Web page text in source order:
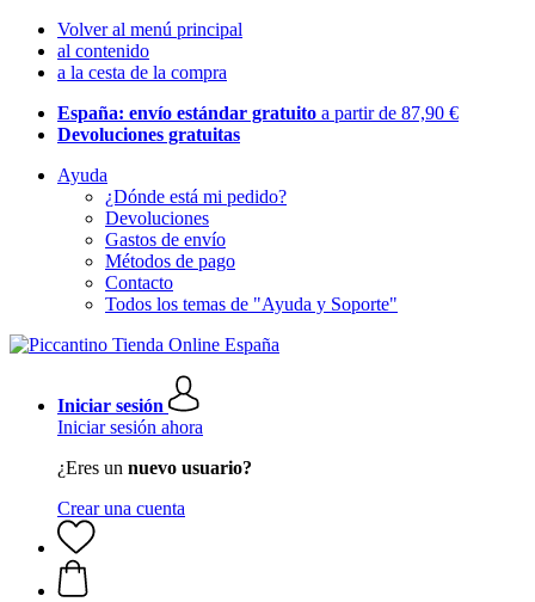
Volver al menú principal
al contenido
a la cesta de la compra
España: envío estándar gratuito a partir de 87,90 €
Devoluciones gratuitas
Ayuda
¿Dónde está mi pedido?
Devoluciones
Gastos de envío
Métodos de pago
Contacto
Todos los temas de "Ayuda y Soporte"
Iniciar sesión
Iniciar sesión ahora
¿Eres un nuevo usuario?
Crear una cuenta